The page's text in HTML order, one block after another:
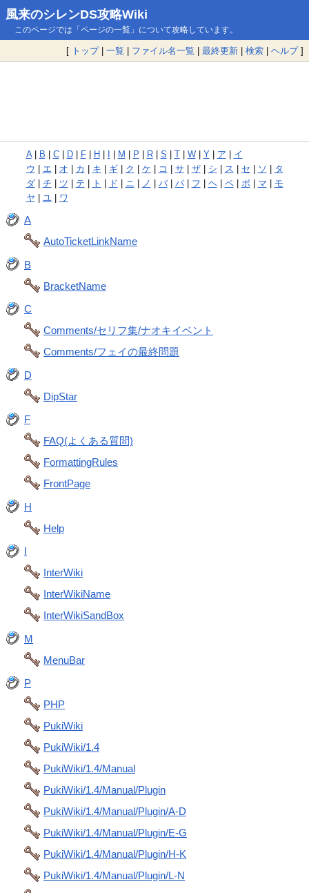
風来のシレンDS攻略Wiki
このページでは「ページの一覧」について攻略しています。
[ トップ| 一覧 | ファイル名一覧 | 最終更新 | 検索 | ヘルプ]
A| B C| D| F| H M P R| S T| W| Y| ア
イ
ウ
エ オ カ キ ギ| ク ケ コ サ| ザ| シ ス セ ソ
タ
ダ| チ ツ テ ト ド ニ ノ バ| パ| フ ヘ| ペ| ボ| マ
モ
ヤ
ユ| ワ
A
AutoTicketLinkName
B
BracketName
C
Comments/セリフ集/ナオキイベント
Comments/フェイの最終問題
D
DipStar
F
FAQ(よくある質問)
FormattingRules
FrontPage
H
Help
I
InterWiki
InterWikiName
InterWikiSandBox
M
MenuBar
P
PHP
PukiWiki
PukiWiki/1.4
PukiWiki/1.4/Manual
PukiWiki/1.4/Manual/Plugin
PukiWiki/1.4/Manual/Plugin/A-D
PukiWiki/1.4/Manual/Plugin/E-G
PukiWiki/1.4/Manual/Plugin/H-K
PukiWiki/1.4/Manual/Plugin/L-N